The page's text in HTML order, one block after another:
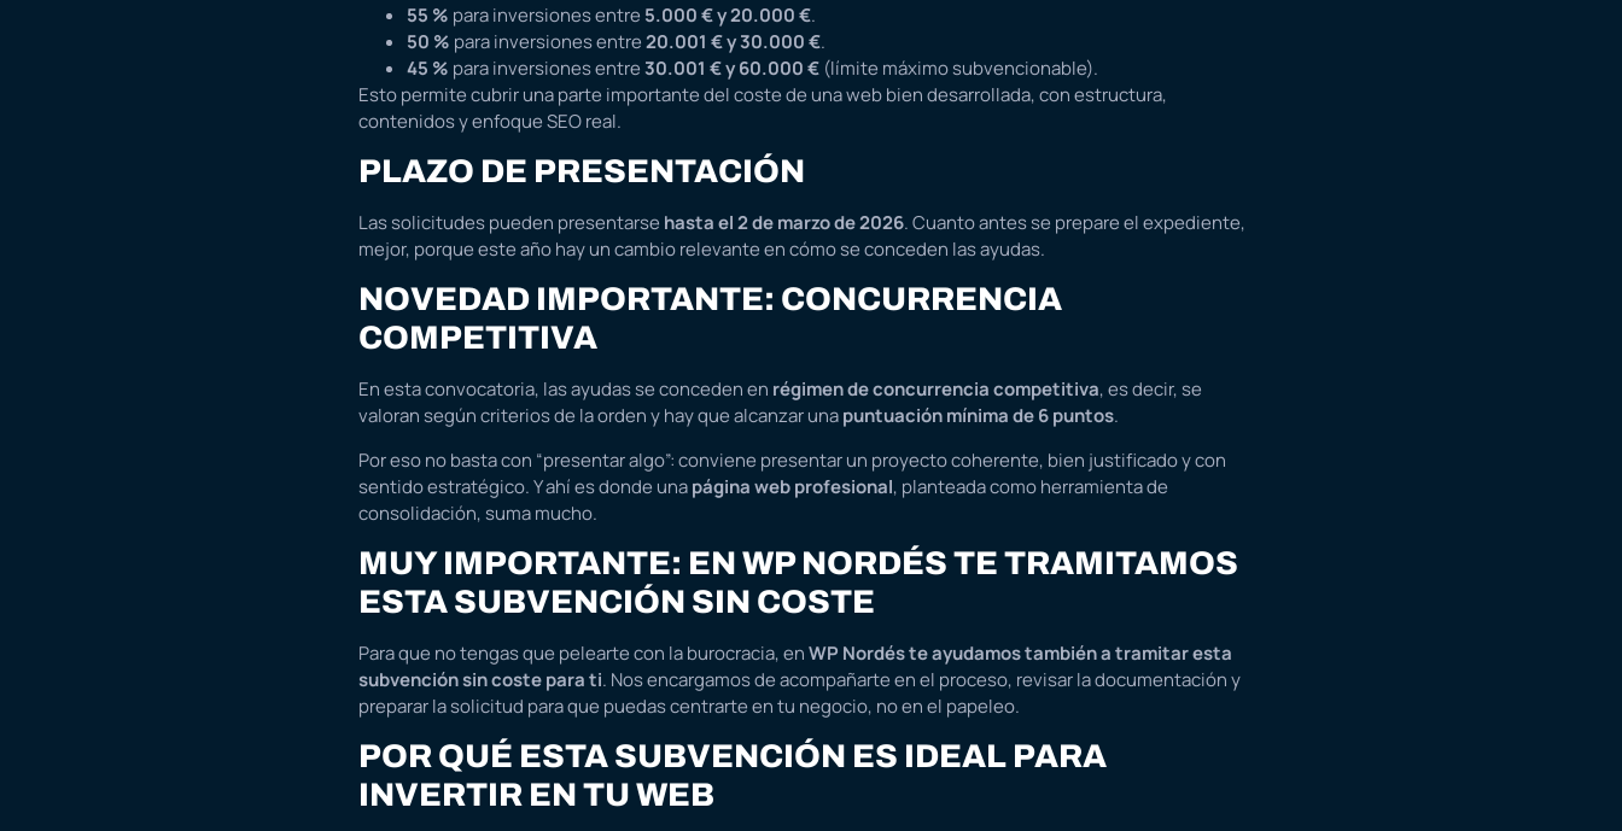
55 % para inversiones entre 5.000 € y 20.000 €.
50 % para inversiones entre20.001 € y 30.000 €.
45 % para inversiones entre30.001 € y 60.000 € (límite máximo subvencionable).
Esto permite cubrir una parte importante del coste de una web bien desarrollada, con estructura,
contenidos y enfoque SEO real.
PLAZO DE PRESENTACIÓN
Las solicitudes pueden presentarse hasta el 2 de marzo de 2026. Cuanto antes se prepare el expediente,
mejor, porque este año hay un cambio relevante en cómo se conceden las ayudas.
NOVEDAD IMPORTANTE: CONCURRENCIA
COMPETITIVA
En esta convocatoria, las ayudas se conceden en régimen de concurrencia competitiva, es decir, se
valoran según criterios de la orden y hay que alcanzar unapuntuación mínima de 6 puntos.
Por eso no basta con “presentar algo”: conviene presentar un proyecto coherente, bien justificado y con
sentido estratégico. Y ahí es donde unapágina web profesional, planteada como herramienta de
consolidación, suma mucho.
MUY IMPORTANTE: EN WP NORDÉS TE TRAMITAMOS
ESTA SUBVENCIÓN SIN COSTE
Para que no tengas que pelearte con la burocracia, enWP Nordés te ayudamos también a tramitar esta
subvención sin coste para ti. Nos encargamos de acompañarte en el proceso, revisar la documentación y
preparar la solicitud para que puedas centrarte en tu negocio, no en el papeleo.
POR QUÉ ESTA SUBVENCIÓN ES IDEAL PARA
INVERTIR EN TU WEB